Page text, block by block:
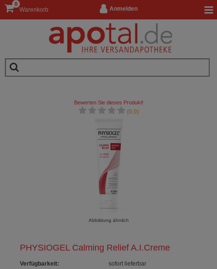
Anmelden
Warenkorb
0
PHYSIOGEL Calming Relief A.I.Creme
Verfügbarkeit:
sofort lieferbar
Bewerten Sie dieses Produkt!
(0.0)
Abbildung ähnlich